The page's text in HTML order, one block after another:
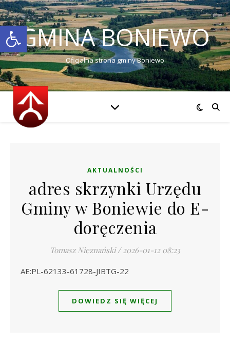
Otwórz pasek narzędzi
GMINA BONIEWO
Oficjalna strona gminy Boniewo
AKTUALNOŚCI
adres skrzynki Urzędu
Gminy w Boniewie do E-
doręczenia
Tomasz Nieznański / 2026-01-12 08:23
AE:PL-62133-61728-JIBTG-22
DOWIEDZ SIĘ WIĘCEJ